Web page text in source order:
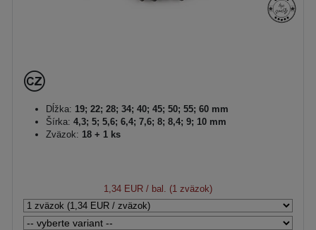
Dĺžka: 19; 22; 28; 34; 40; 45; 50; 55; 60 mm
Šírka: 4,3; 5; 5,6; 6,4; 7,6; 8; 8,4; 9; 10 mm
Zväzok: 18 + 1 ks
1,34 EUR / bal. (1 zväzok)